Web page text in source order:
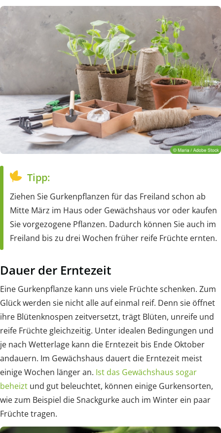
Tipp:
Ziehen Sie Gurkenpflanzen für das Freiland schon ab
Mitte März im Haus oder Gewächshaus vor oder kaufen
Sie vorgezogene Pflanzen. Dadurch können Sie auch im
Freiland bis zu drei Wochen früher reife Früchte ernten.
Dauer der Erntezeit
Eine Gurkenpflanze kann uns viele Früchte schenken. Zum
Glück werden sie nicht alle auf einmal reif. Denn sie öffnet
ihre Blütenknospen zeitversetzt, trägt Blüten, unreife und
reife Früchte gleichzeitig. Unter idealen Bedingungen und
je nach Wetterlage kann die Erntezeit bis Ende Oktober
andauern. Im Gewächshaus dauert die Erntezeit meist
einige Wochen länger an. Ist das Gewächshaus sogar
beheizt und gut beleuchtet, können einige Gurkensorten,
wie zum Beispiel die Snackgurke auch im Winter ein paar
Früchte tragen.